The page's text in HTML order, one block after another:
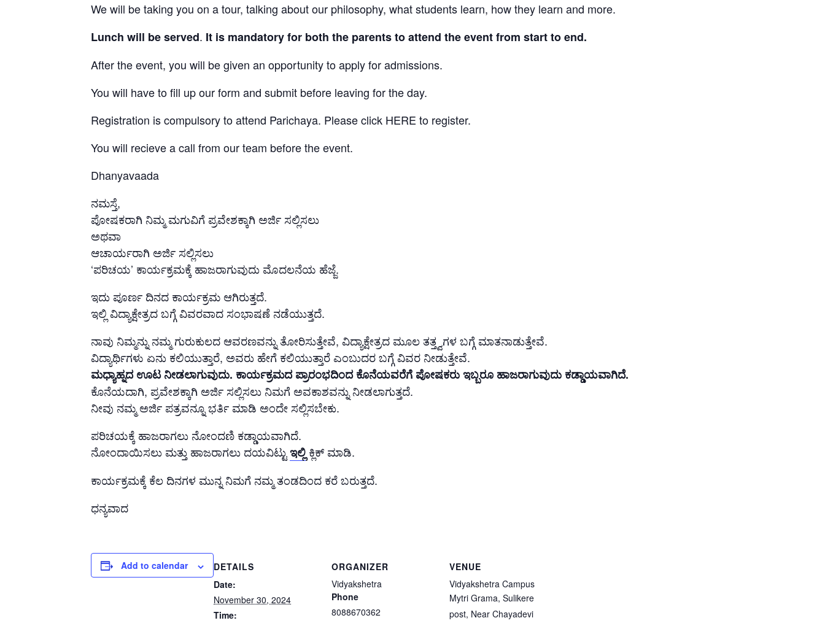
We will be taking you on a tour, talking about our philosophy, what students learn, how they learn and more.
Lunch will be served. It is mandatory for both the parents to attend the event from start to end.
After the event, you will be given an opportunity to apply for admissions.
You will have to fill up our form and submit before leaving for the day.
Registration is compulsory to attend Parichaya. Please click HERE to register.
You will recieve a call from our team before the event.
Dhanyavaada
ನಮಸ್ತೆ,
ಪೋಷಕರಾಗಿ ನಿಮ್ಮ ಮಗುವಿಗೆ ಪ್ರವೇಶಕ್ಕಾಗಿ ಅರ್ಜಿ ಸಲ್ಲಿಸಲು
ಅಥವಾ
ಆಚಾರ್ಯರಾಗಿ ಅರ್ಜಿ ಸಲ್ಲಿಸಲು
‘ಪರಿಚಯ’ ಕಾರ್ಯಕ್ರಮಕ್ಕೆ ಹಾಜರಾಗುವುದು ಮೊದಲನೆಯ ಹೆಜ್ಜೆ.
ಇದು ಪೂರ್ಣ ದಿನದ ಕಾರ್ಯಕ್ರಮ ಆಗಿರುತ್ತದೆ.
ಇಲ್ಲಿ ವಿದ್ಯಾಕ್ಷೇತ್ರದ ಬಗ್ಗೆ ವಿವರವಾದ ಸಂಭಾಷಣೆ ನಡೆಯುತ್ತದೆ.
ನಾವು ನಿಮ್ಮನ್ನು ನಮ್ಮ ಗುರುಕುಲದ ಆವರಣವನ್ನು ತೋರಿಸುತ್ತೇವೆ, ವಿದ್ಯಾಕ್ಷೇತ್ರದ ಮೂಲ ತತ್ತ್ವಗಳ ಬಗ್ಗೆ ಮಾತನಾಡುತ್ತೇವೆ.
ವಿದ್ಯಾರ್ಥಿಗಳು ಏನು ಕಲಿಯುತ್ತಾರೆ, ಅವರು ಹೇಗೆ ಕಲಿಯುತ್ತಾರೆ ಎಂಬುದರ ಬಗ್ಗೆ ವಿವರ ನೀಡುತ್ತೇವೆ.
ಮಧ್ಯಾಹ್ನದ ಊಟ ನೀಡಲಾಗುವುದು. ಕಾರ್ಯಕ್ರಮದ ಪ್ರಾರಂಭದಿಂದ ಕೊನೆಯವರೆಗೆ ಪೋಷಕರು ಇಬ್ಬರೂ ಹಾಜರಾಗುವುದು ಕಡ್ಡಾಯವಾಗಿದೆ.
ಕೊನೆಯದಾಗಿ, ಪ್ರವೇಶಕ್ಕಾಗಿ ಅರ್ಜಿ ಸಲ್ಲಿಸಲು ನಿಮಗೆ ಅವಕಾಶವನ್ನು ನೀಡಲಾಗುತ್ತದೆ.
ನೀವು ನಮ್ಮ ಅರ್ಜಿ ಪತ್ರವನ್ನೂ ಭರ್ತಿ ಮಾಡಿ ಅಂದೇ ಸಲ್ಲಿಸಬೇಕು.
ಪರಿಚಯಕ್ಕೆ ಹಾಜರಾಗಲು ನೋಂದಣಿ ಕಡ್ಡಾಯವಾಗಿದೆ.
ನೋಂದಾಯಿಸಲು ಮತ್ತು ಹಾಜರಾಗಲು ದಯವಿಟ್ಟುಇಲ್ಲಿ ಕ್ಲಿಕ್ ಮಾಡಿ.
ಕಾರ್ಯಕ್ರಮಕ್ಕೆ ಕೆಲ ದಿನಗಳ ಮುನ್ನ ನಿಮಗೆ ನಮ್ಮ ತಂಡದಿಂದ ಕರೆ ಬರುತ್ತದೆ.
ಧನ್ಯವಾದ
Add to calendar
DETAILS
Date:
November 30, 2024
Time:
ORGANIZER
Vidyakshetra
Phone
8088670362
VENUE
Vidyakshetra Campus
Mytri Grama, Sulikere
post, Near Chayadevi